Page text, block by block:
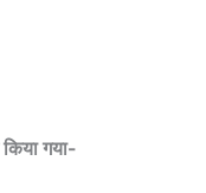
गया-